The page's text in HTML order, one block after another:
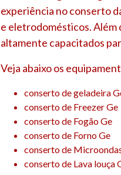
experiência no conserto
e eletrodomésticos. Além
altamente capacitados
Veja abaixo os
conserto de geladeira
conserto de Freezer Ge
conserto de Fogão Ge
conserto de Forno Ge
conserto de
conserto de Lava louça